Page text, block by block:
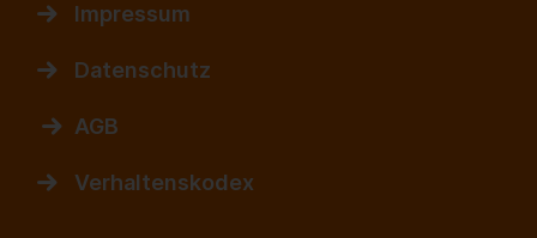
Impressum
Datenschutz
AGB
Verhaltenskodex